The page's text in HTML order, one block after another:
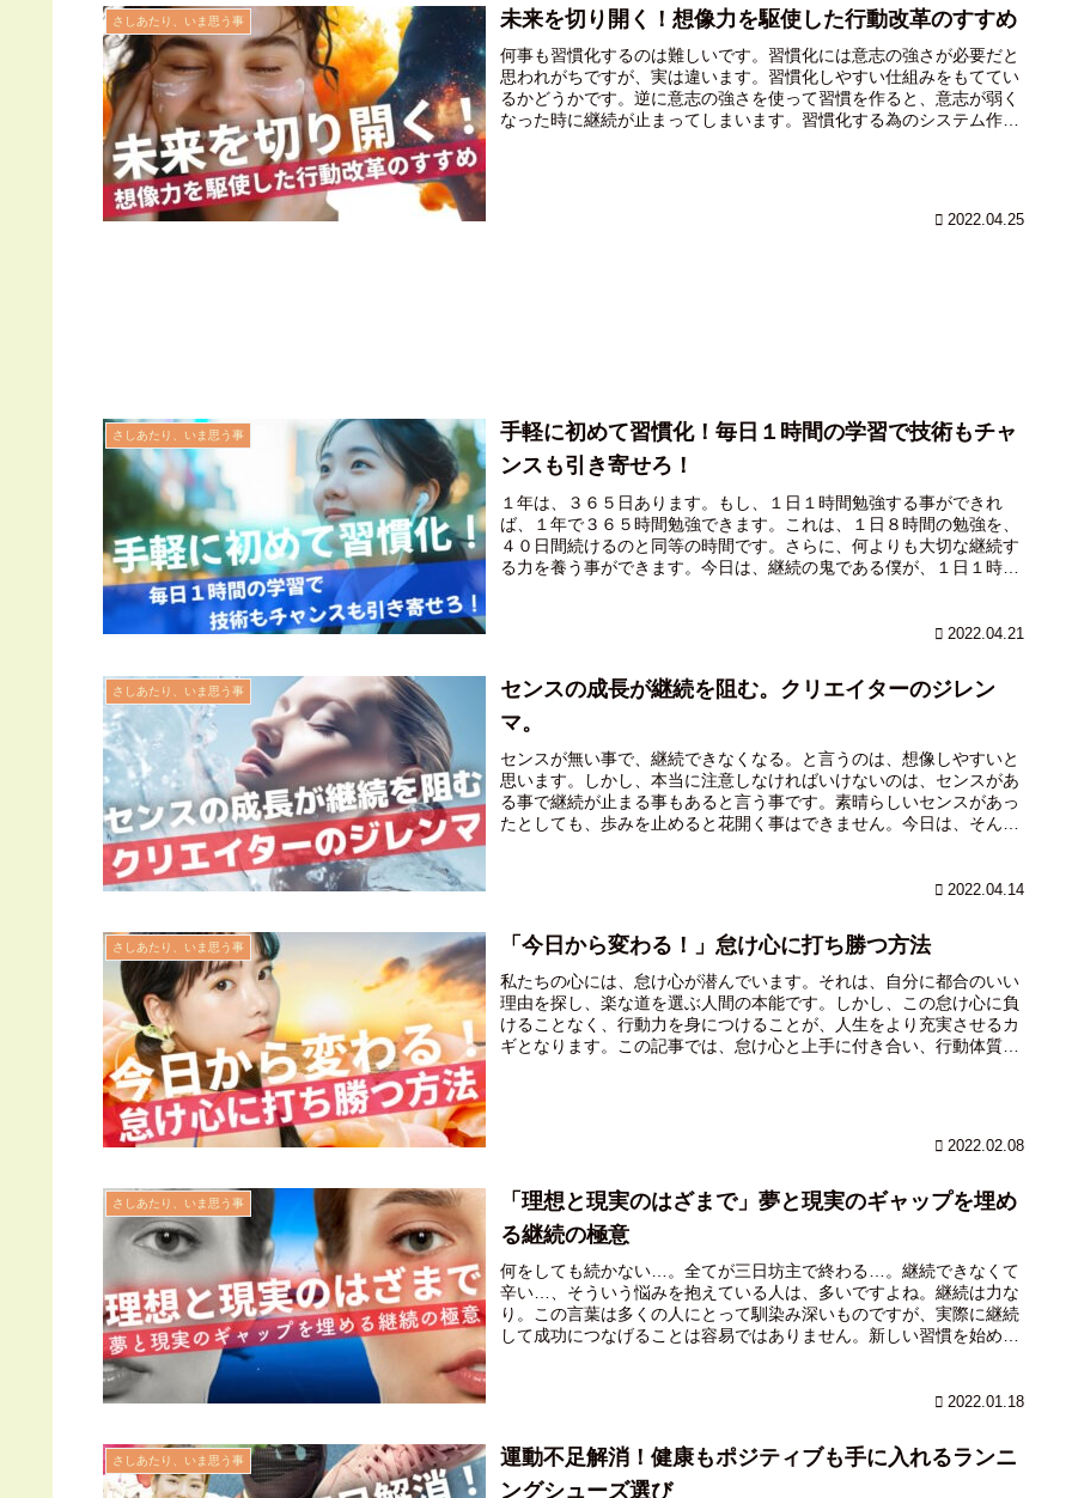
さしあたり、いま思う事 未来を切り開く！想像力を駆使した行動改革のすすめ
何事も習慣化するのは難しいです。習慣化には意志の強さが必要だと
思われがちですが、実は違います。習慣化しやすい仕組みをもててい
るかどうかです。逆に意志の強さを使って習慣を作ると、意志が弱く
なった時に継続が止まってしまいます。習慣化する為のシステム作り
2022.04.25
さしあたり、いま思う事
手軽に初めて習慣化！毎日１時間の学習で技術もチャ
ンスも引き寄せろ！
１年は、３６５日あります。もし、１日１時間勉強する事ができれ
ば、１年で３６５時間勉強できます。これは、１日８時間の勉強を、
４０日間続けるのと同等の時間です。さらに、何よりも大切な継続す
る力を養う事ができます。今日は、継続の鬼である僕が、１日１時間
2022.04.21
さしあたり、いま思う事
センスの成長が継続を阻む。クリエイターのジレン
マ。
センスが無い事で、継続できなくなる。と言うのは、想像しやすいと
思います。しかし、本当に注意しなければいけないのは、センスがあ
る事で継続が止まる事もあると言う事です。素晴らしいセンスがあっ
たとしても、歩みを止めると花開く事はできません。今日は、そんな
2022.04.14
さしあたり、いま思う事 「今日から変わる！」怠け心に打ち勝つ方法
私たちの心には、怠け心が潜んでいます。それは、自分に都合のいい
理由を探し、楽な道を選ぶ人間の本能です。しかし、この怠け心に負
けることなく、行動力を身につけることが、人生をより充実させるカ
ギとなります。この記事では、怠け心と上手に付き合い、行動体質に
ことも効果的です。この記事では、日記活用術や行動しやすい環境を
していきます。怠け心を克服し、行動力を身につけることで、人生が
より充実したものに変わることでしょう。是非、この記事を参考に、
怠け心を力に変えていきましょう。
2022.02.08
さしあたり、いま思う事
「理想と現実のはざまで」夢と現実のギャップを埋め
る継続の極意
何をしても続かない…。全てが三日坊主で終わる…。継続できなくて
辛い…、そういう悩みを抱えている人は、多いですよね。継続は力な
り。この言葉は多くの人にとって馴染み深いものですが、実際に継続
して成功につなげることは容易ではありません。新しい習慣を始めた
すれば、継続する力を身につけることができます。本記事では、理想
分の現実を素直に見つめ、理想とのギャップを把握しましょう。次
に、自分だけの理想を見つけて継続するコツを学びます。さらに、ギ
ャップを正確に把握する方法を紹介し、最後に日々の差を記録して小
2022.01.18
さしあたり、いま思う事
運動不足解消！健康もポジティブも手に入れるランニ
ングシューズ選び